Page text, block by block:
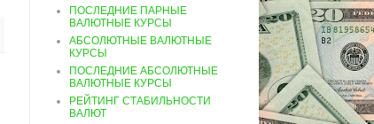
ПОСЛЕДНИЕ ПАРНЫЕ
ВАЛЮТНЫЕ КУРСЫ
АБСОЛЮТНЫЕ ВАЛЮТНЫЕ
КУРСЫ
ПОСЛЕДНИЕ АБСОЛЮТНЫЕ
ВАЛЮТНЫЕ КУРСЫ
РЕЙТИНГ СТАБИЛЬНОСТИ
ВАЛЮТ